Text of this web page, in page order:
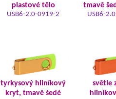
plastové tělo
USB6-2.0-0919-2
tmavě
USB6-
tyrkysový hliníkový
kryt, tmavě šedé
světle